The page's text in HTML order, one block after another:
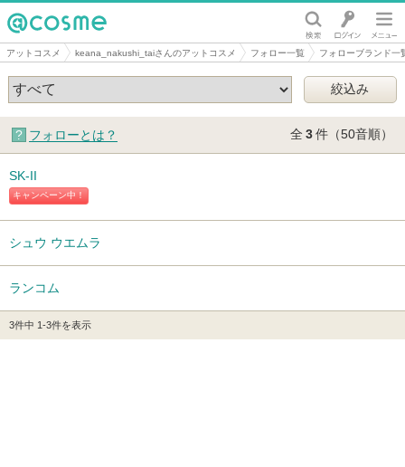
@cosme
アットコスメ keana_nakushi_taiさんのアットコスメ フォロー一覧 フォローブランド一
フォローとは？ 全 3件（50音順）
キャンペーン中！
SK-II
シュウ ウエムラ
ランコム
3件中 1-3件を表示